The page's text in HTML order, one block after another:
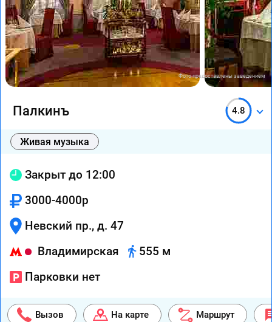
Фото предоставлены заведением
Палкинъ 4.8
Живая музыка
Закрыт до 12:00
3000-4000р
Невский пр., д. 47
Владимирская
555 м
Парковки нет
Вызов На карте Маршрут